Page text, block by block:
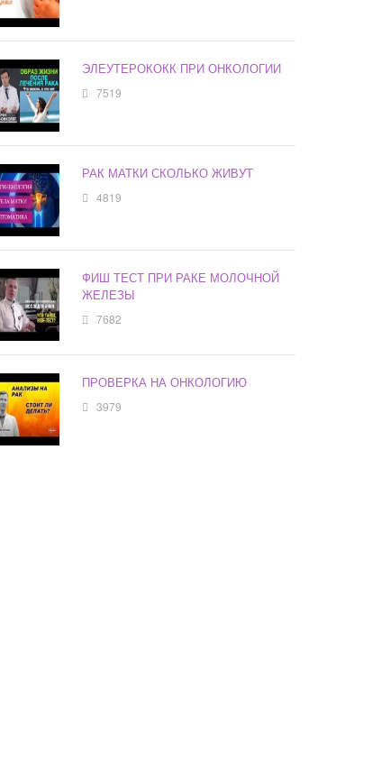
ЭЛЕУТЕРОКОКК ПРИ ОНКОЛОГИИ
7519
РАК МАТКИ СКОЛЬКО ЖИВУТ
4819
ФИШ ТЕСТ ПРИ РАКЕ МОЛОЧНОЙ
ЖЕЛЕЗЫ
7682
ПРОВЕРКА НА ОНКОЛОГИЮ
3979